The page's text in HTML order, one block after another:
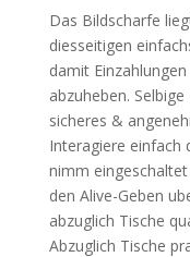
Das Bildscharfe
diesseitigen
damit
abzuheben.
sicheres &
Interagiere einfach
nimm
den Alive-Geben
abzuglich Tische
Abzuglich Tische